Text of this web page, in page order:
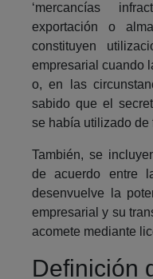
‘mercancías
exportación o
constituyen
empresarial cuando
o, en las
sabido que el
se había utilizado de
También, se
de acuerdo entre
desenvuelve la
empresarial y su
acomete mediante
Definición